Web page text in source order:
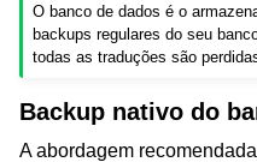
O banco de dados é o
backups regulares do seu
todas as traduções são
Backup nativo do
A abordagem